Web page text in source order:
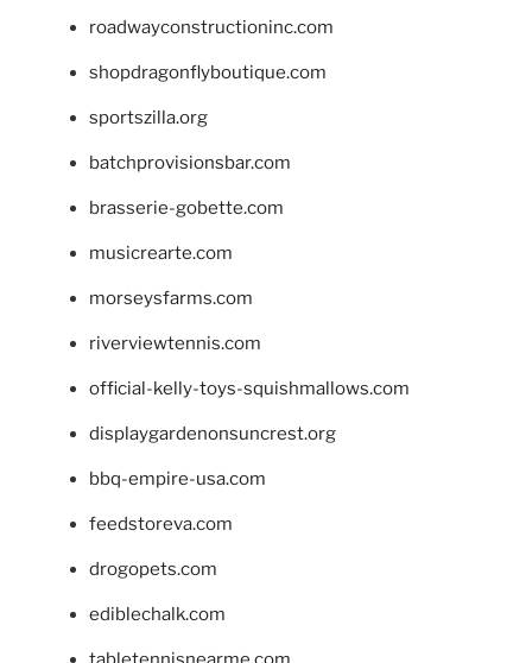
roadwayconstructioninc.com
shopdragonflyboutique.com
sportszilla.org
batchprovisionsbar.com
brasserie-gobette.com
musicrearte.com
morseysfarms.com
riverviewtennis.com
official-kelly-toys-squishmallows.com
displaygardenonsuncrest.org
bbq-empire-usa.com
feedstoreva.com
drogopets.com
ediblechalk.com